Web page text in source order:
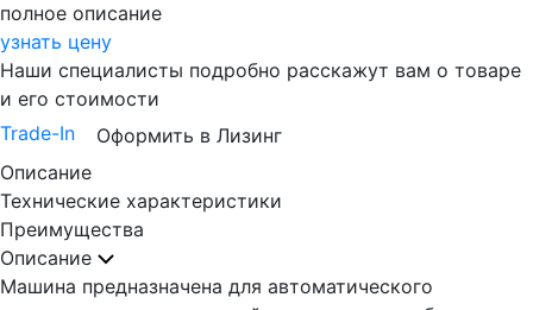
полное описание
узнать цену
Наши специалисты подробно расскажут вам о товаре
и его стоимости
Trade-In
Оформить в Лизинг
Описание
Технические характеристики
Преимущества
Описание
Машина предназначена для автоматического